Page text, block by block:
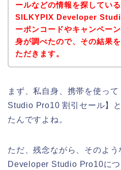
ールなどの情報を探している
SILKYPIX Developer
ーポンコードやキャンペー
身が調べたので、その結果
ただきます。
まず、私自身、携帯を使っ
Studio Pro10 割引セール】
たんですよね。
ただ、残念ながら、そのよ
Developer Studio Pro10に